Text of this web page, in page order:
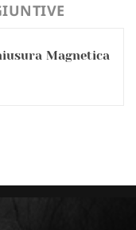
Magnetica